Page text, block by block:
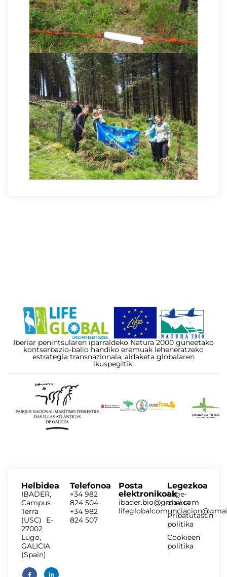
Iberiar penintsularen iparraldeko Natura 2000 guneetako
kontserbazio-balio handiko eremuak leheneratzeko
estrategia transnazionala, aldaketa globalaren
ikuspegitik.
Helbidea
IBADER,
Campus
Terra
(USC) E-
27002
Lugo,
GALICIA
(Spain)
Telefonoa
+34 982
824 504
+34 982
824 507
Posta
elektronikoak
ibader.bio@gmail.com
Legezkoa
Lege-
oharra
Pribatutasun
politika
Cookieen
politika